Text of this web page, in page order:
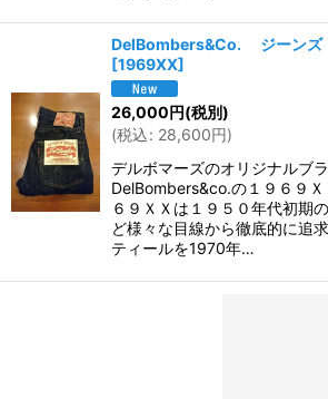
DelBombers&Co. ジーンズ
[1969XX]
26,000円(税別)
(税込: 28,600円)
デルボマーズのオリジナルブ
DelBombers&co.の１９６９Ｘ
６９ＸＸは１９５０年代初期
ど様々な目線から徹底的に追
ティールを1970年…